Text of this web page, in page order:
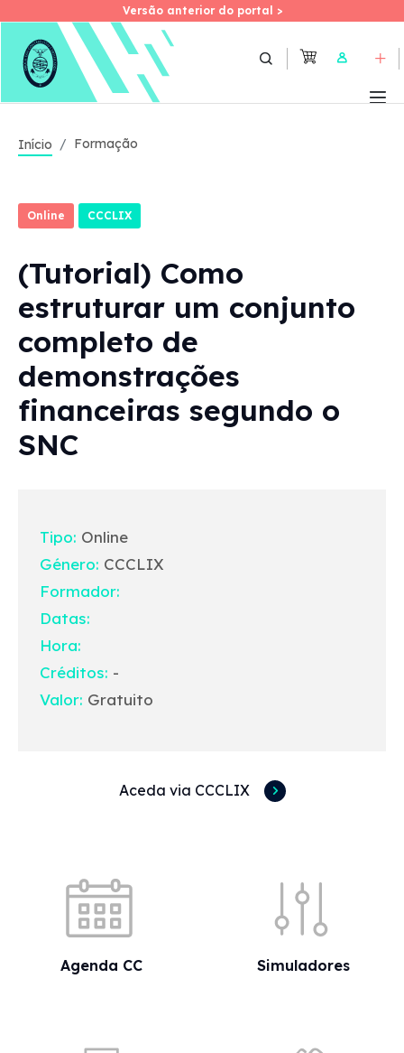
Skip
Versão anterior do portal >
Versão anterior do portal >
User
Início Formação
Online CCCLIX
(Tutorial) Como
estruturar um conjunto
completo de
demonstrações
financeiras segundo o
SNC
Tipo: Online
Género: CCCLIX
Formador:
Datas:
Hora:
Créditos: -
Valor: Gratuito
Aceda via CCCLIX
Agenda CC Simuladores